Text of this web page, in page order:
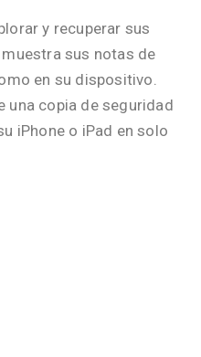
y recuperar sus
sus notas de
en su dispositivo.
una copia de seguridad
iPhone o iPad en solo